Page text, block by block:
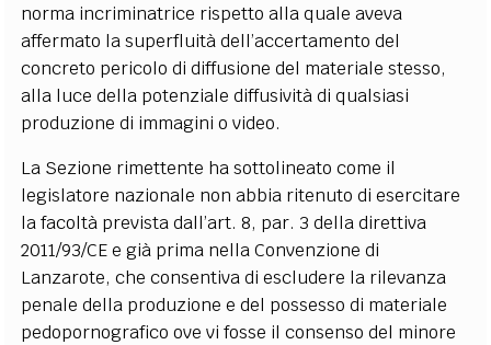
norma incriminatrice rispetto alla quale aveva
affermato la superfluità dell’accertamento del
concreto pericolo di diffusione del materiale stesso,
alla luce della potenziale diffusività di qualsiasi
produzione di immagini o video.
La Sezione rimettente ha sottolineato come il
legislatore nazionale non abbia ritenuto di esercitare
la facoltà prevista dall’art. 8, par. 3 della direttiva
2011/93/CE e già prima nella Convenzione di
Lanzarote, che consentiva di escludere la rilevanza
penale della produzione e del possesso di materiale
pedopornografico ove vi fosse il consenso del minore